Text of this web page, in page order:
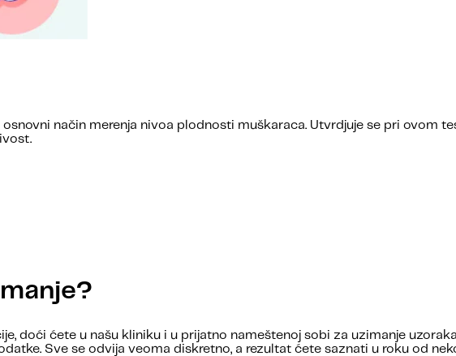
način merenja nivoa plodnosti muškaraca. Utvrdjuje se pri ovom
doći ćete u našu kliniku i u prijatno nameštenoj sobi za uzimanje
Sve se odvija veoma diskretno, a rezultat ćete saznati u roku od